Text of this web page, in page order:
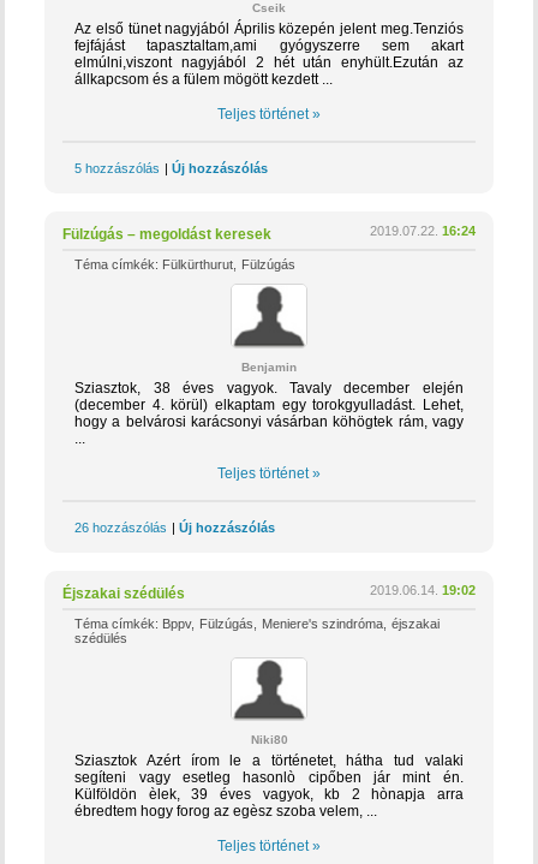
Cseik
Az első tünet nagyjából Április közepén jelent meg.Tenziós
fejfájást tapasztaltam,ami gyógyszerre sem akart
elmúlni,viszont nagyjából 2 hét után enyhült.Ezután az
állkapcsom és a fülem mögött kezdett ...
Teljes történet »
5 hozzászólás |Új hozzászólás
Fülzúgás – megoldást keresek 2019.07.22. 16:24
Téma címkék: Fülkürthurut Fülzúgás
Benjamin
Sziasztok, 38 éves vagyok. Tavaly december elején
(december 4. körül) elkaptam egy torokgyulladást. Lehet,
hogy a belvárosi karácsonyi vásárban köhögtek rám, vagy
Teljes történet »
26 hozzászólás |Új hozzászólás
Éjszakai szédülés 2019.06.14. 19:02
Téma címkék: Bppv Fülzúgás Meniere's szindróma
éjszakai
szédülés
Niki80
Sziasztok Azért írom le a történetet, hátha tud valaki
segíteni vagy esetleg hasonlò cipőben jár mint én.
Külföldön èlek, 39 éves vagyok, kb 2 hònapja arra
ébredtem hogy forog az egèsz szoba velem, ...
Teljes történet »